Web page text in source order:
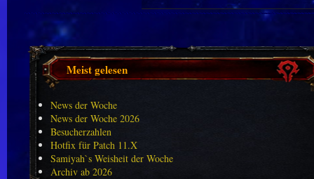
Meist gelesen
News der Woche
News der Woche 2026
Besucherzahlen
Hotfix für Patch 11.X
Samiyah`s Weisheit der Woche
Archiv ab 2026